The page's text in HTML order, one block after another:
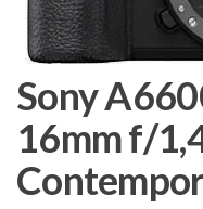
Sony
16mm f/